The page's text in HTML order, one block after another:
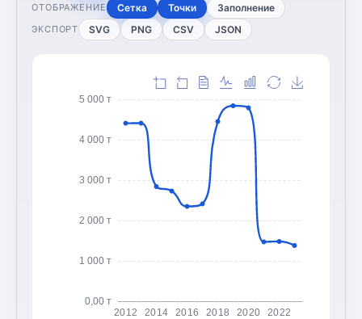
ОТОБРАЖЕНИЕ Сетка Точки Заполнение
ЭКСПОРТ SVG PNG CSV JSON
0,00 т
1 000 т
2 000 т
3 000 т
4 000 т
5 000 т
2012 2014 2016 2018 2020 2022